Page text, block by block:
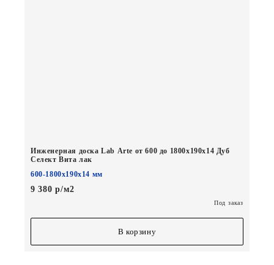
Инженерная доска Lab Arte от 600 до 1800х190х14 Дуб
Селект Вита лак
600-1800х190х14 мм
9 380 р/м2
Под заказ
В корзину